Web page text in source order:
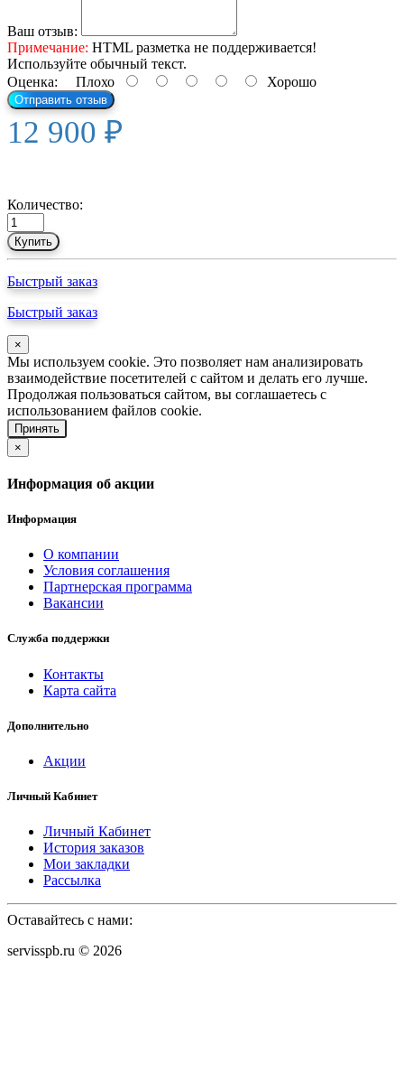
Ваш отзыв:
Примечание: HTML разметка не поддерживается!
Используйте обычный текст.
Оценка: Плохо Хорошо
Отправить отзыв
12 900 ₽
Количество:
Купить
Быстрый заказ
Быстрый заказ
×
Мы используем cookie. Это позволяет нам анализировать
взаимодействие посетителей с сайтом и делать его лучше.
Продолжая пользоваться сайтом, вы соглашаетесь с
использованием файлов cookie.
Принять
×
Информация об акции
Информация
О компании
Условия соглашения
Партнерская программа
Вакансии
Служба поддержки
Контакты
Карта сайта
Дополнительно
Акции
Личный Кабинет
Личный Кабинет
История заказов
Мои закладки
Рассылка
Оставайтесь с нами:
servisspb.ru © 2026